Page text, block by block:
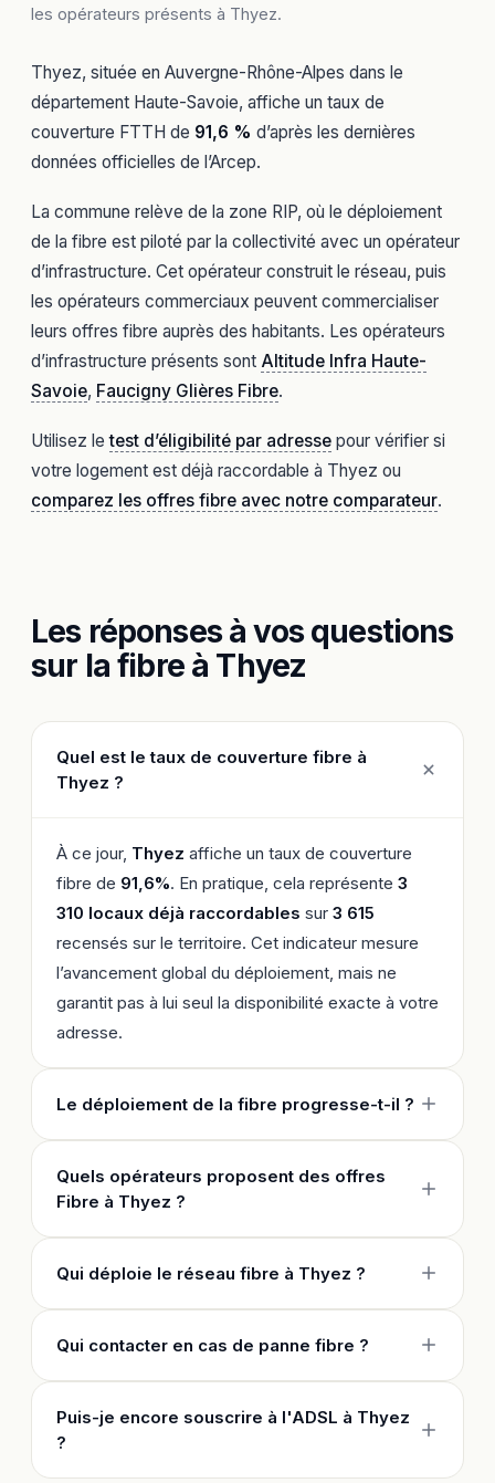
les opérateurs présents à Thyez.
Thyez, située en Auvergne-Rhône-Alpes dans le
département Haute-Savoie, affiche un taux de
couverture FTTH de 91,6 % d’après les dernières
données officielles de l’Arcep.
La commune relève de la zone RIP, où le déploiement
de la fibre est piloté par la collectivité avec un opérateur
d’infrastructure. Cet opérateur construit le réseau, puis
les opérateurs commerciaux peuvent commercialiser
leurs offres fibre auprès des habitants. Les opérateurs
d’infrastructure présents sont Altitude Infra Haute-
Savoie, Faucigny Glières Fibre.
Utilisez letest d’éligibilité par adresse pour vérifier si
votre logement est déjà raccordable à Thyez ou
comparez les offres fibre avec notre comparateur.
Les réponses à vos questions
sur la fibre à Thyez
Quel est le taux de couverture fibre à
Thyez ?
À ce jour, Thyez affiche un taux de couverture
fibre de 91,6%. En pratique, cela représente 3
310 locaux déjà raccordables sur 3 615
recensés sur le territoire. Cet indicateur mesure
l’avancement global du déploiement, mais ne
garantit pas à lui seul la disponibilité exacte à votre
adresse.
Le déploiement de la fibre progresse-t-il ?
Quels opérateurs proposent des offres
Fibre à Thyez ?
Qui déploie le réseau fibre à Thyez ?
Qui contacter en cas de panne fibre ?
Puis-je encore souscrire à l'ADSL à Thyez
?